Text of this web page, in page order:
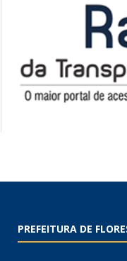
PREFEITURA DE